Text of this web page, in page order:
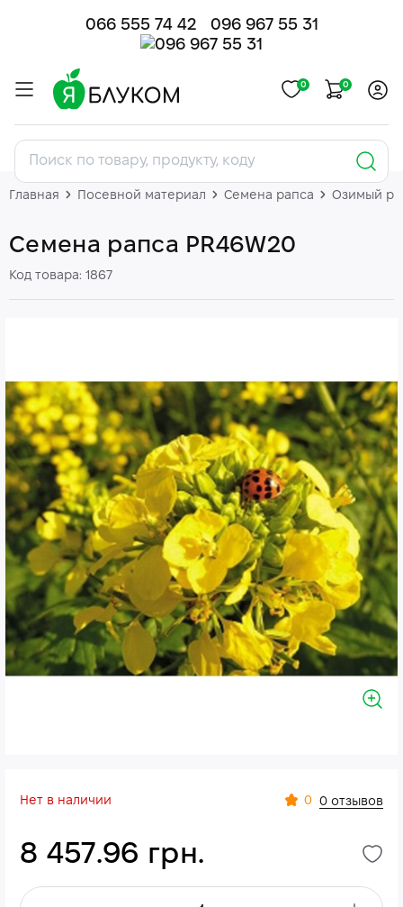
066 555 74 42 096 967 55 31
0 0
Главная Посевной материал Семена рапса Озимый
Семена рапса PR46W20
Код товара: 1867
Нет в наличии 0 0 отзывов
8 457.96 грн.